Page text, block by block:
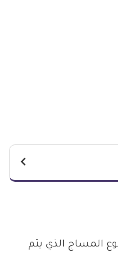
المساج الذي يتم